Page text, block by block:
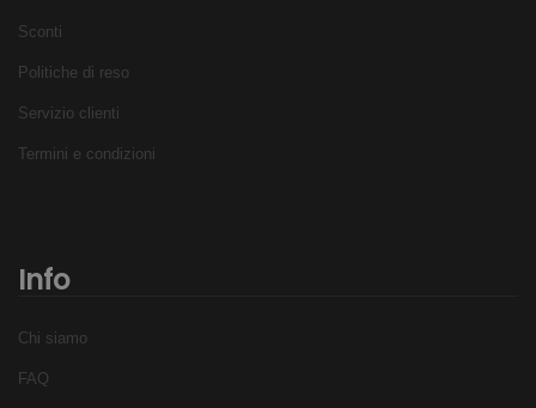
Sconti
Politiche di reso
Servizio clienti
Termini e condizioni
Info
Chi siamo
FAQ